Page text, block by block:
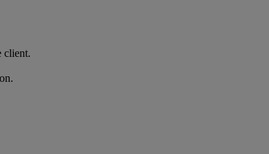
client.